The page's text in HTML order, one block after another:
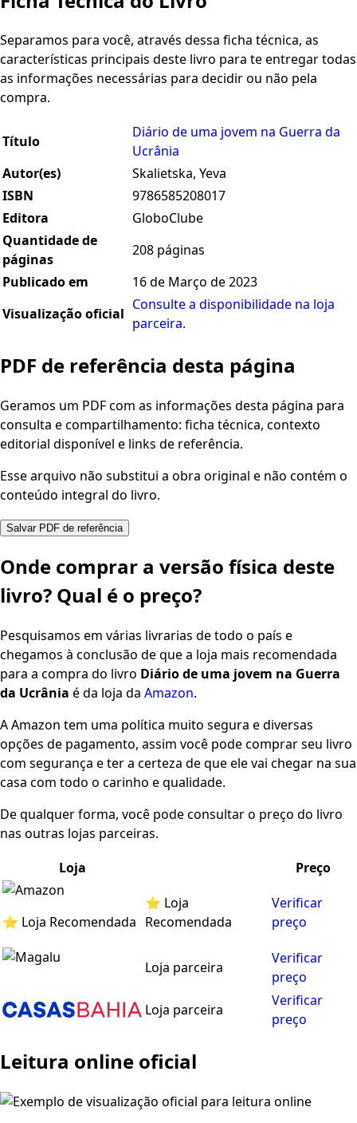
Separamos para você, através dessa ficha técnica, as
características principais deste livro para te entregar todas
as informações necessárias para decidir ou não pela
compra.
Título
Diário de uma jovem na Guerra da
Ucrânia
Autor(es)
Skalietska, Yeva
ISBN
9786585208017
Editora
GloboClube
Quantidade de
páginas
208 páginas
Publicado em
16 de Março de 2023
Visualização oficial
Consulte a disponibilidade na loja
parceira.
PDF de referência desta página
Geramos um PDF com as informações desta página para
consulta e compartilhamento: ficha técnica, contexto
editorial disponível e links de referência.
Esse arquivo não substitui a obra original e não contém o
conteúdo integral do livro.
Salvar PDF de referência
Onde comprar a versão física deste
livro? Qual é o preço?
Pesquisamos em várias livrarias de todo o país e
chegamos à conclusão de que a loja mais recomendada
para a compra do livro Diário de uma jovem na Guerra
da Ucrânia é da loja da Amazon.
A Amazon tem uma política muito segura e diversas
opções de pagamento, assim você pode comprar seu livro
com segurança e ter a certeza de que ele vai chegar na sua
casa com todo o carinho e qualidade.
De qualquer forma, você pode consultar o preço do livro
nas outras lojas parceiras.
Loja
Preço
⭐ Loja Recomendada
⭐ Loja
Recomendada
Verificar
preço
Loja parceira
Verificar
preço
Loja parceira
Verificar
preço
Leitura online oficial